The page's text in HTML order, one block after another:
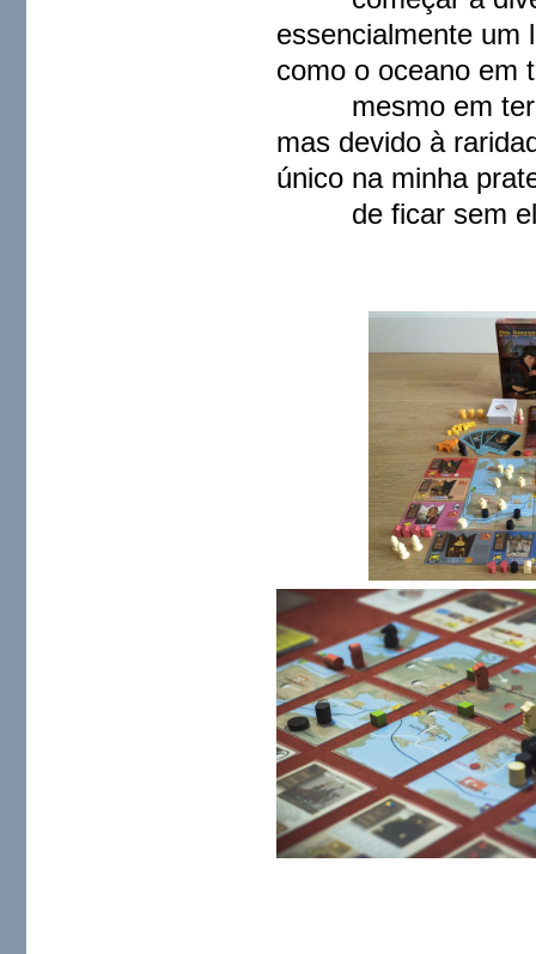
essencialmente um
como o oceano em
mesmo em
mas devido à
único na minha
de ficar sem ele